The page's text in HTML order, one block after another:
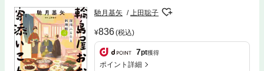
馳月基矢 上田聡子
836(税込)
7pt獲得
ポイント詳細